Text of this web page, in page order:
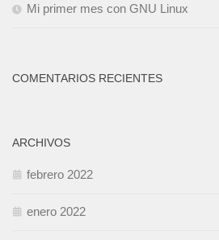
Mi primer mes con GNU Linux
COMENTARIOS RECIENTES
ARCHIVOS
febrero 2022
enero 2022